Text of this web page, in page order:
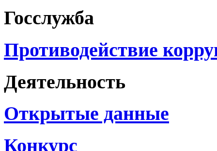
Госслужба
Противодействие
Деятельность
Открытые данные
Конкурс